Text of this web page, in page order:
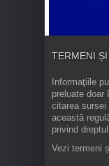
TERMENI
Informaţiile
preluate doar
citarea
această
privind
Vezi termeni